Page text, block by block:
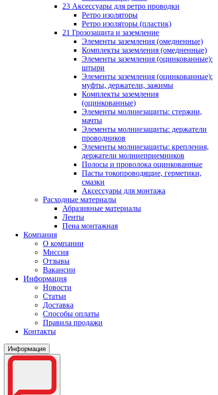
23 Аксессуары для ретро проводки
Ретро изоляторы
Ретро изоляторы (пластик)
21 Грозозащита и заземление
Элементы заземления (омедненные)
Комплекты заземления (омедненные)
Элементы заземления (оцинкованные):
штыри
Элементы заземления (оцинкованные):
муфты, держатели, зажимы
Комплекты заземления
(оцинкованные)
Элементы молниезащиты: стержни,
мачты
Элементы молниезащиты: держатели
проводников
Элементы молниезащиты: крепления,
держатели молниеприемников
Полосы и проволока оцинкованные
Пасты токопроводящие, герметики,
смазки
Аксессуары для монтажа
Расходные материалы
Абразивные материалы
Ленты
Пена монтажная
Компания
О компании
Миссия
Отзывы
Вакансии
Информация
Новости
Статьи
Доставка
Способы оплаты
Правила продажи
Контакты
Информация